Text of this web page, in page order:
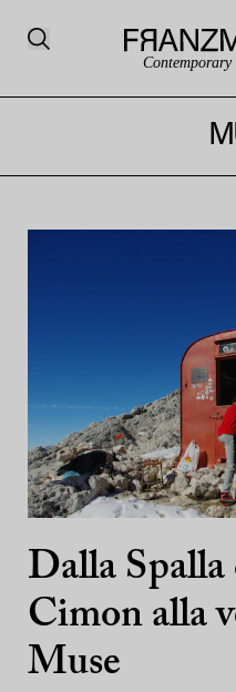
Dalla Spalla
Cimon alla
Muse